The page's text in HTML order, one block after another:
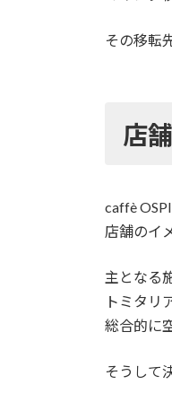
その移転
店
caffè
店舗のイ
主となる
トミタリ
総合的に
そうして